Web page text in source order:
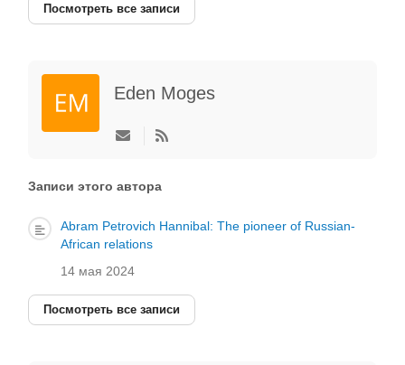
Посмотреть все записи
Eden Moges
Подписаться
автора
Записи этого автора
Abram Petrovich Hannibal: The pioneer of Russian-
African relations
14 мая 2024
Посмотреть все записи